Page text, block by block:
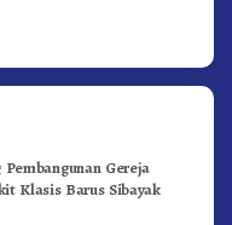
Gereja
Klasis Barus Sibayak